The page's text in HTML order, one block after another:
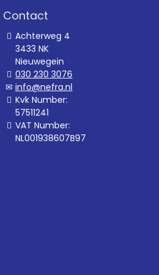
Contact
Achterweg 4
3433 NK
Nieuwegein
030 230 3076
info@nefra.nl
Kvk Number:
57511241
VAT Number:
NL001938607B97